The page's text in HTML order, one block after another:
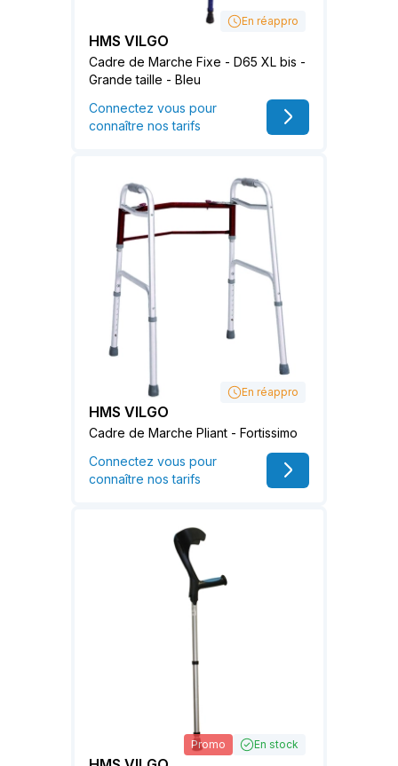
En réappro
HMS VILGO
Cadre de Marche Fixe - D65 XL bis -
Grande taille - Bleu
Connectez vous pour
connaître nos tarifs
En réappro
HMS VILGO
Cadre de Marche Pliant - Fortissimo
Connectez vous pour
connaître nos tarifs
Promo En stock